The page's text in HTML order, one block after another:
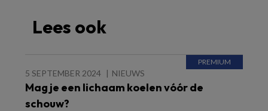
Lees ook
5 SEPTEMBER 2024 NIEUWS
Mag je een lichaam koelen vóór de
schouw?